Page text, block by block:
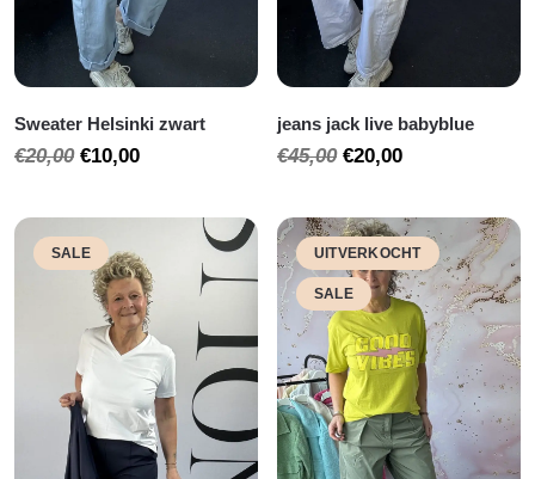
Sweater Helsinki zwart
€20,00 Oorspronkelijke
€20,00.
€10,00Huidige
€10,00.
jeans jack live babyblue
€45,00 Oorspronkelijke
€45,00.
€20,00Huidige
€20,00.
SALE UITVERKOCHT
SALE